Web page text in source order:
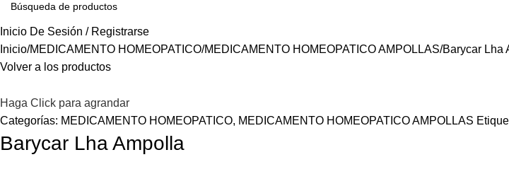
Inicio De Sesión / Registrarse
Inicio MEDICAMENTO HOMEOPATICO MEDICAMENTO HOMEOPATICO AMPOLLAS Barycar Lha
Volver a los productos
Haga Click para agrandar
Categorías: MEDICAMENTO HOMEOPATICO, MEDICAMENTO HOMEOPATICO AMPOLLAS
Barycar Lha Ampolla